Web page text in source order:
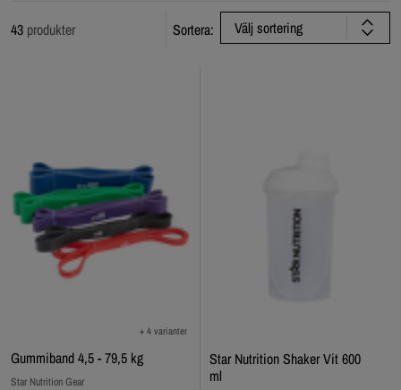
43 produkter Sortera: Välj sortering
Gummiband 4,5 - 79,5 kg
+ 4 varianter
Star Nutrition Gear
Star Nutrition Shaker Vit 600
ml